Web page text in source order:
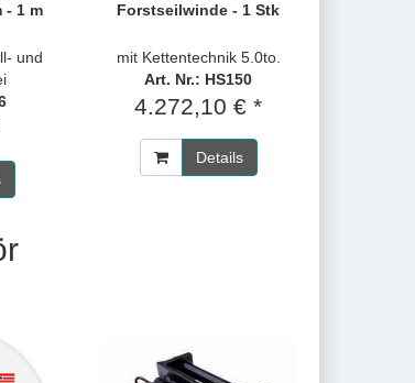
- 1 m
und
Forstseilwinde - 1 Stk
mit Kettentechnik 5.0to.
Art. Nr.: HS150
4.272,10 € *
Details